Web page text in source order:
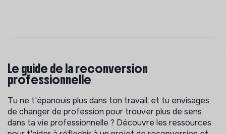
Le guide de la reconversion
professionnelle
Tu ne t'épanouis plus dans ton travail, et tu envisages
de changer de profession pour trouver plus de sens
dans ta vie professionnelle ? Découvre les ressources